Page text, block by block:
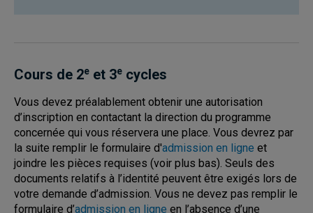
Cours de 2e et 3e cycles
Vous devez préalablement obtenir une autorisation
d’inscription en contactant la direction du programme
concernée qui vous réservera une place. Vous devrez par
la suite remplir le formulaire d'admission en ligne et
joindre les pièces requises (voir plus bas). Seuls des
documents relatifs à l’identité peuvent être exigés lors de
votre demande d’admission. Vous ne devez pas remplir le
formulaire d’admission en ligne en l’absence d’une